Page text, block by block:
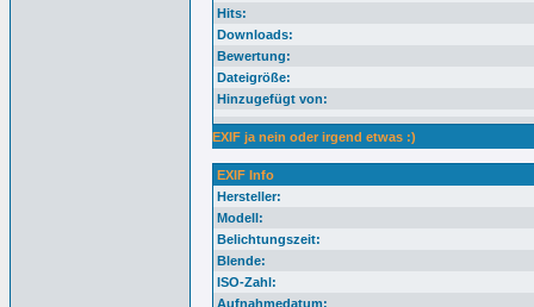
Hits:
Downloads:
Bewertung:
Dateigröße:
Hinzugefügt von:
EXIF ja nein oder irgend etwas :)
EXIF Info
Hersteller:
Modell:
Belichtungszeit:
Blende:
ISO-Zahl:
Aufnahmedatum: